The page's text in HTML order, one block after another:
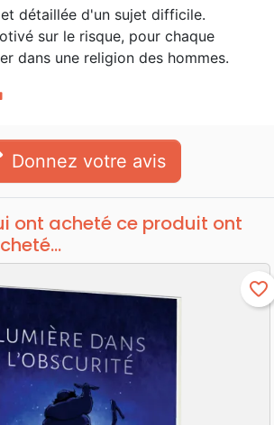
détaillée d'un sujet difficile.
sur le risque, pour chaque
dans une religion des hommes.
Donnez votre avis
ont acheté ce produit ont
favorite_border